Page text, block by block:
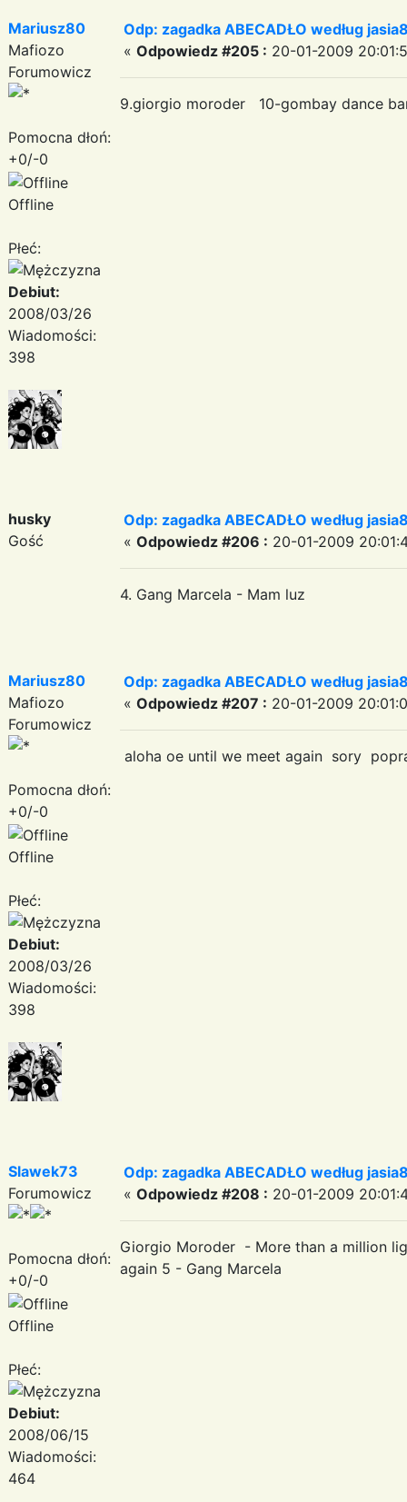
Mariusz80
Mafiozo
Forumowicz
Pomocna dłoń:
+0/-0
Offline
Płeć:
Debiut:
2008/03/26
Wiadomości:
398
Odp: zagadka ABECADŁO według
« Odpowiedz #205 : 20-01-2009
9.giorgio moroder 10-gombay dance
husky
Gość
Odp: zagadka ABECADŁO według
« Odpowiedz #206 : 20-01-2009
4. Gang Marcela - Mam luz
Mariusz80
Mafiozo
Forumowicz
Pomocna dłoń:
+0/-0
Offline
Płeć:
Debiut:
2008/03/26
Wiadomości:
398
Odp: zagadka ABECADŁO według
« Odpowiedz #207 : 20-01-2009
aloha oe until we meet again sory
Slawek73
Forumowicz
Pomocna dłoń:
+0/-0
Offline
Płeć:
Debiut:
2008/06/15
Wiadomości:
464
Odp: zagadka ABECADŁO według
« Odpowiedz #208 : 20-01-2009
Giorgio Moroder - More than a million
again 5 - Gang Marcela